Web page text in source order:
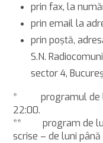
prin fax, la
prin email la
prin poştă,
S.N.
sector 4,
* programul de
22:00.
** program de
scrise – de luni